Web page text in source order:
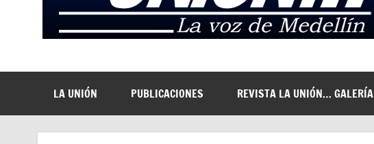
LA UNIÓN PUBLICACIONES REVISTA LA UNIÓN… GALERÍA